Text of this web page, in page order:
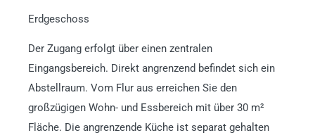
Erdgeschoss
Der Zugang erfolgt über einen zentralen
Eingangsbereich. Direkt angrenzend befindet sich ein
Abstellraum. Vom Flur aus erreichen Sie den
großzügigen Wohn- und Essbereich mit über 30 m²
Fläche. Die angrenzende Küche ist separat gehalten